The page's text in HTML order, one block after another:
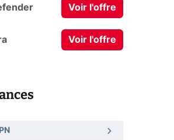
Voir l'offre
Voir l'offre